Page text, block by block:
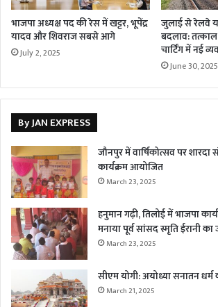
भाजपा अध्यक्ष पद की रेस में खट्टर, भूपेंद्र
यादव और शिवराज सबसे आगे
July 2, 2025
जुलाई से रेलवे
बदलाव:
चार्टिंग में नई
June 30, 2025
By JAN EXPRESS
जौनपुर में वार्षिकोत्सव पर
कार्यक्रम आयोजित
March 23, 2025
हनुमान गढ़ी, तिलोई में भाजपा
मनाया पूर्व सांसद स्मृति ईरानी का
March 23, 2025
सीएम योगी: अयोध्या सनातन
March 21, 2025